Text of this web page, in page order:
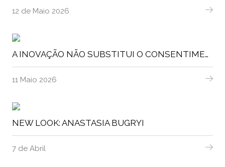
12 de Maio 2026
A INOVAÇÃO NÃO SUBSTITUI O CONSENTIMENTO
11 Maio 2026
NEW LOOK: ANASTASIA BUGRYI
7 de Abril